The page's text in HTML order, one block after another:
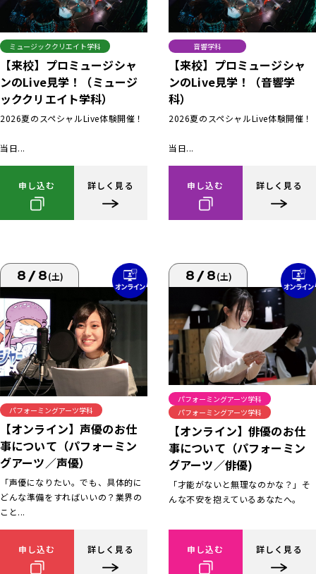
ミュージッククリエイト学科
【来校】プロミュージシャ
ンのLive見学！（ミュージ
ッククリエイト学科）
2026夏のスペシャルLive体験開催！
当日...
申し込む 詳しく見る
音響学科
【来校】プロミュージシャ
ンのLive見学！（音響学
科）
2026夏のスペシャルLive体験開催！
当日...
申し込む 詳しく見る
8/8(土)
パフォーミングアーツ学科
【オンライン】声優のお仕
事について（パフォーミン
グアーツ／声優）
「声優になりたい。でも、具体的に
どんな準備をすればいいの？業界の
こと...
申し込む 詳しく見る
8/8(土)
パフォーミングアーツ学科
パフォーミングアーツ学科
【オンライン】俳優のお仕
事について（パフォーミン
グアーツ／俳優)
「才能がないと無理なのかな？」そ
んな不安を抱えているあなたへ。
申し込む 詳しく見る